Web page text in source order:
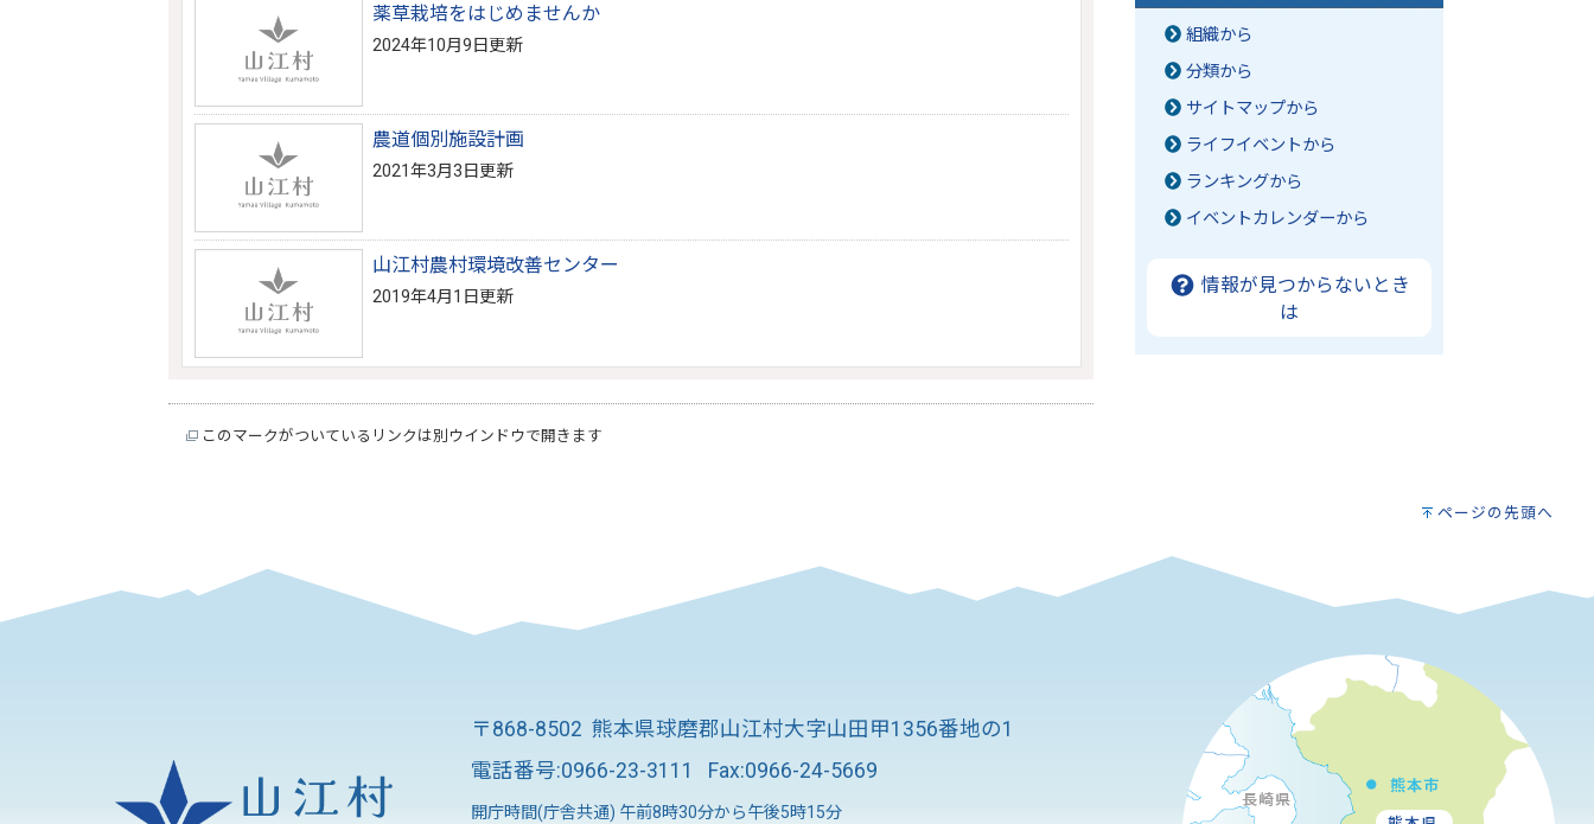
薬草栽培をはじめませんか
2024年10月9日更新
農道個別施設計画
2021年3月3日更新
山江村農村環境改善センター
2019年4月1日更新
このマークがついているリンクは別ウインドウで開きます
組織から
分類から
サイトマップから
ライフイベントから
ランキングから
イベントカレンダーから
情報が見つからないとき
は
ページの先頭へ
〒868-8502 熊本県球磨郡山江村大字山田甲1356番地の1
電話番号:0966-23-3111 Fax:0966-24-5669
開庁時間(庁舎共通) 午前8時30分から午後5時15分